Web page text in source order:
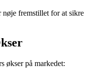
nøje fremstillet for at sikre
økser på markedet: